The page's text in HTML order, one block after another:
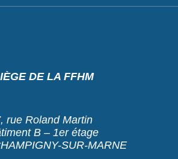
DE LA FFHM
rue Roland Martin
B – 1er étage
SUR-MARNE